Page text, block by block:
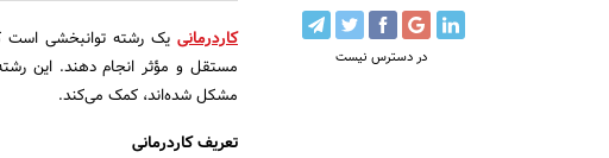
در دسترس نیست
کاردرمانی یک رشته توانبخشی است
مستقل و مؤثر انجام دهند. این
مشکل شده‌اند، کمک می‌کند.
تعریف کاردرمانی